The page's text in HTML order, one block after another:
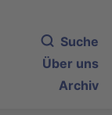
Suche
Über uns
Archiv